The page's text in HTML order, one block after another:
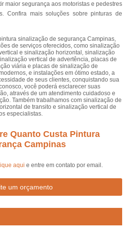
maior segurança aos motoristas e pedestres
Confira mais soluções sobre pinturas de
sinalização de segurança Campinas,
de serviços oferecidos, como sinalização
e sinalização horizontal, sinalização
vertical de advertência, placas de
viária e placas de sinalização de
e instalações em ótimo estado, a
de seus clientes, conquistando sua
você poderá esclarecer suas
através de um atendimento cuidadoso e
Também trabalhamos com sinalização de
de transito e sinalização vertical de
especialistas.
Quanto Custa Pintura
Campinas
aqui e entre em contato por email.
um orçamento